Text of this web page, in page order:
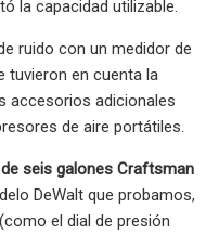
la capacidad utilizable.
ruido con un medidor de
tuvieron en cuenta la
accesorios adicionales
de aire portátiles.
seis galones Craftsman
DeWalt que probamos,
el dial de presión